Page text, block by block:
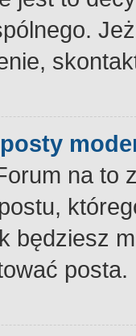
na to
będziesz
posta.